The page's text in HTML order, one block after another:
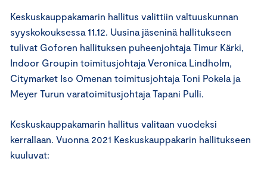
Keskuskauppakamarin hallitus valittiin valtuuskunnan
syyskokouksessa 11.12. Uusina jäseninä hallitukseen
tulivat Goforen hallituksen puheenjohtaja Timur Kärki,
Indoor Groupin toimitusjohtaja Veronica Lindholm,
Citymarket Iso Omenan toimitusjohtaja Toni Pokela ja
Meyer Turun varatoimitusjohtaja Tapani Pulli.
Keskuskauppakamarin hallitus valitaan vuodeksi
kerrallaan. Vuonna 2021 Keskuskauppakarin hallitukseen
kuuluvat: